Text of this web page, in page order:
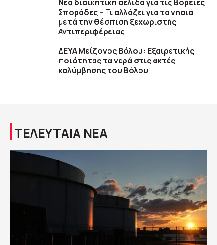
Νέα διοικητική σελίδα για τις Βόρειες
Σποράδες – Τι αλλάζει για τα νησιά
μετά την θέσπιση ξεχωριστής
Αντιπεριφέρειας
ΔΕΥΑ Μείζονος Βόλου: Εξαιρετικής
ποιότητας τα νερά στις ακτές
κολύμβησης του Βόλου
ΤΕΛΕΥΤΑΙΑ ΝΕΑ